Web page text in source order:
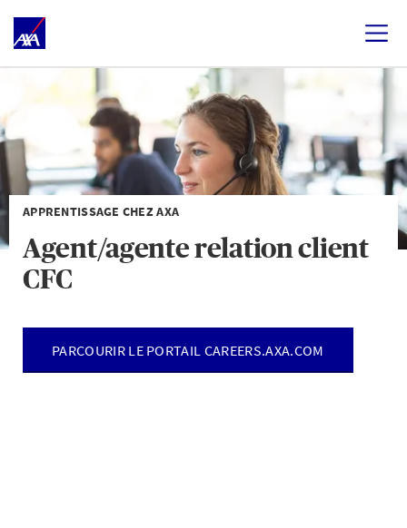
APPRENTISSAGE CHEZ AXA
Agent/agente relation client
CFC
PARCOURIR LE PORTAIL CAREERS.AXA.COM